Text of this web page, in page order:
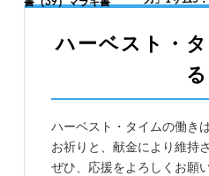
ハーベスト・
る
ハーベスト・タイムの働き
お祈りと、献金により維持
ぜひ、応援をよろしくお願